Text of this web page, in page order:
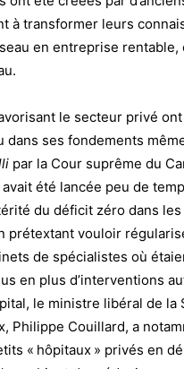
à transformer leurs
en entreprise rentable,
le secteur privé
dans ses fondements
par la Cour suprême du
été lancée peu de
du déficit zéro dans les
prétextant vouloir
de spécialistes où
en plus d’interventions
le ministre libéral de la
Philippe Couillard, a
« hôpitaux » privés en